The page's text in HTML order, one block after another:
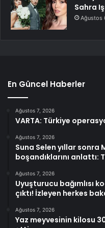
Sahra
Ağustos
En Güncel Haberler
Ağustos 7, 2026
VARTA: Türkiye
Ağustos 7, 2026
Suna Selen yıllar sonra
boşandıklarını anlattı:
Ağustos 7, 2026
Uyuşturucu bağımlısı
çıktı! İzleyen herkes
Ağustos 7, 2026
Yaz meyvesinin kilosu